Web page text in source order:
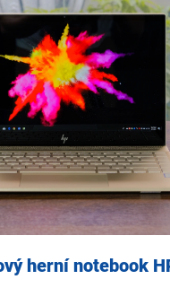
herní notebook